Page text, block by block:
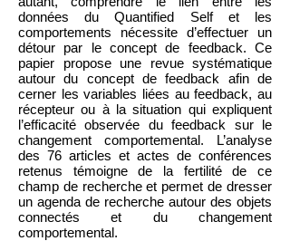
données du Quantified Self et les
comportements nécessite d’effectuer un
détour par le concept de feedback. Ce
papier propose une revue systématique
autour du concept de feedback afin de
cerner les variables liées au feedback, au
récepteur ou à la situation qui expliquent
l’efficacité observée du feedback sur le
changement comportemental. L’analyse
des 76 articles et actes de conférences
retenus témoigne de la fertilité de ce
champ de recherche et permet de dresser
un agenda de recherche autour des objets
connectés et du changement
comportemental.